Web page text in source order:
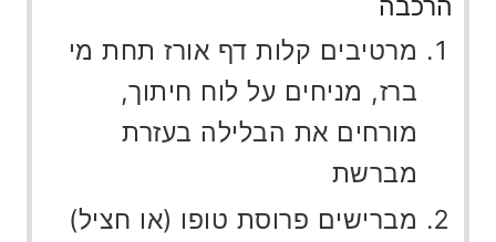
מרטיבים קלות דף אורז תחת מי
ברז, מניחים על לוח חיתוך,
מורחים את הבלילה בעזרת
מברשת
מברישים פרוסת טופו (או חציל)